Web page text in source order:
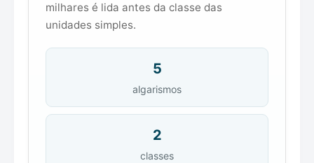
milhares é lida antes da classe das
unidades simples.
5
algarismos
2
classes